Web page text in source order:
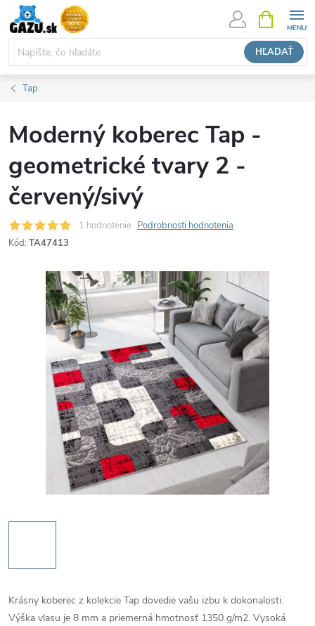
Prejsť
na
obsah
HĽADAŤ
KOŠÍK
Tap
Moderný koberec Tap -
geometrické tvary 2 -
červený/sivý
1 hodnotenie Podrobnosti hodnotenia
Kód: TA47413
Krásny koberec z kolekcie Tap dovedie vašu izbu k dokonalosti.
Výška vlasu je 8 mm a priemerná hmotnosť 1350 g/m2. Vysoká